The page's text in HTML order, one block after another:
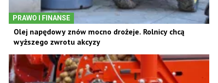
PRAWO I FINANSE
Olej napędowy znów mocno drożeje. Rolnicy chcą
wyższego zwrotu akcyzy